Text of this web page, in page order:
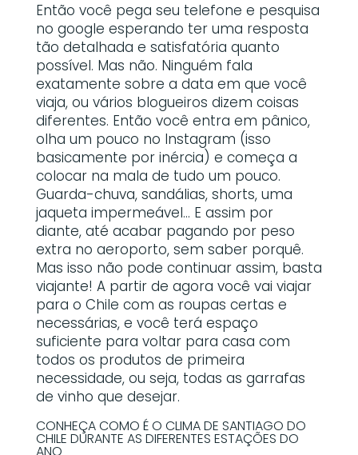
Então você pega seu telefone e pesquisa
no google esperando ter uma resposta
tão detalhada e satisfatória quanto
possível. Mas não. Ninguém fala
exatamente sobre a data em que você
viaja, ou vários blogueiros dizem coisas
diferentes. Então você entra em pânico,
olha um pouco no Instagram (isso
basicamente por inércia) e começa a
colocar na mala de tudo um pouco.
Guarda-chuva, sandálias, shorts, uma
jaqueta impermeável… E assim por
diante, até acabar pagando por peso
extra no aeroporto, sem saber porquê.
Mas isso não pode continuar assim, basta
viajante! A partir de agora você vai viajar
para o Chile com as roupas certas e
necessárias, e você terá espaço
suficiente para voltar para casa com
todos os produtos de primeira
necessidade, ou seja, todas as garrafas
de vinho que desejar.
CONHEÇA COMO É O CLIMA DE SANTIAGO DO
CHILE DURANTE AS DIFERENTES ESTAÇÕES DO